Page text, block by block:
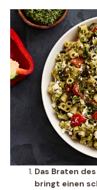
Das Braten
bringt einen